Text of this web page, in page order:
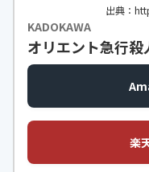
出典：
KADOKAWA
オリエント急行殺
楽